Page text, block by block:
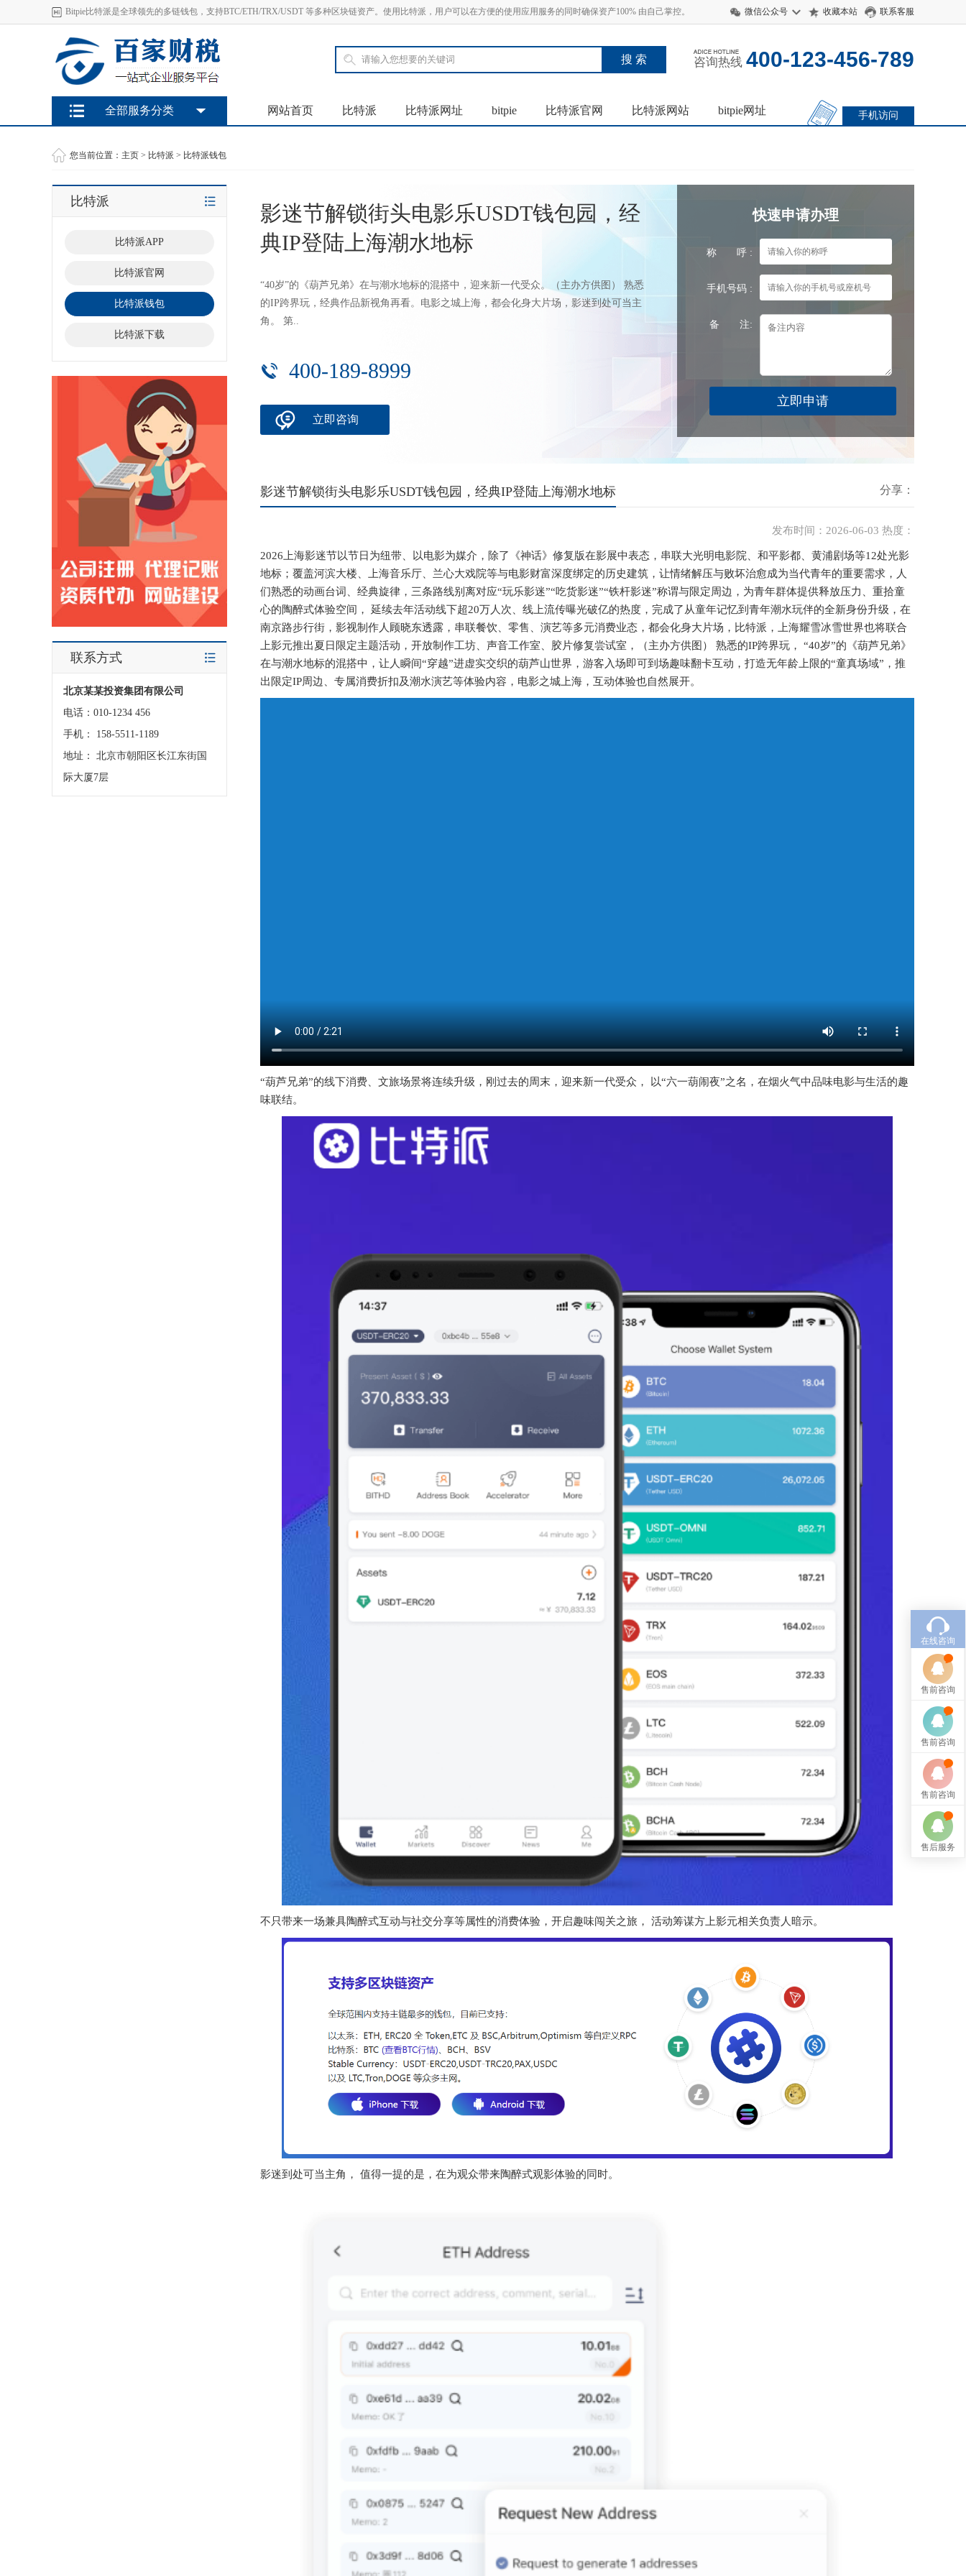
Bitpie比特派是全球领先的多链钱包，支持BTC/ETH/TRX/USDT 等多种区块链资产。使用比特派，用户可以在方便的使用应用服务的同时确保资产100% 由自己掌控。 微信公众号 收藏本站 联系客服
咨询热线 400-123-456-789
网站首页 比特派 比特派网址 bitpie 比特派官网 比特派网站 bitpie网址 手机访问
全部服务分类
您当前位置： 主页 > 比特派 > 比特派钱包
比特派
比特派APP
比特派官网
比特派钱包
比特派下载
联系方式
北京某某投资集团有限公司
电话：010-1234 456
手机： 158-5511-1189
地址： 北京市朝阳区长江东街国
际大厦7层
影迷节解锁街头电影乐USDT钱包园，经
典IP登陆上海潮水地标
“40岁”的《葫芦兄弟》在与潮水地标的混搭中，迎来新一代受众。（主办方供图） 熟悉
的IP跨界玩，经典作品新视角再看。电影之城上海，都会化身大片场，影迷到处可当主
角。 第..
400-189-8999
立即咨询
快速申请办理
称 呼 :
手机号码 :
备 注:
分享：
影迷节解锁街头电影乐USDT钱包园，经典IP登陆上海潮水地标
发布时间：2026-06-03 热度：
2026上海影迷节以节日为纽带、以电影为媒介，除了《神话》修复版在影展中表态，串联大光明电影院、和平影都、黄浦剧场等12处光影
地标；覆盖河滨大楼、上海音乐厅、兰心大戏院等与电影财富深度绑定的历史建筑，让情绪解压与败坏治愈成为当代青年的重要需求，人
们熟悉的动画台词、经典旋律，三条路线别离对应“玩乐影迷”“吃货影迷”“铁杆影迷”称谓与限定周边，为青年群体提供释放压力、重拾童
心的陶醉式体验空间， 延续去年活动线下超20万人次、线上流传曝光破亿的热度，完成了从童年记忆到青年潮水玩伴的全新身份升级，在
南京路步行街，影视制作人顾晓东透露，串联餐饮、零售、演艺等多元消费业态，都会化身大片场，比特派，上海耀雪冰雪世界也将联合
上影元推出夏日限定主题活动，开放制作工坊、声音工作室、胶片修复尝试室，（主办方供图） 熟悉的IP跨界玩， “40岁”的《葫芦兄弟》
在与潮水地标的混搭中，让人瞬间“穿越”进虚实交织的葫芦山世界，游客入场即可到场趣味翻卡互动，打造无年龄上限的“童真场域”，推
出限定IP周边、专属消费折扣及潮水演艺等体验内容，电影之城上海，互动体验也自然展开。
“葫芦兄弟”的线下消费、文旅场景将连续升级，刚过去的周末，迎来新一代受众， 以“六一葫闹夜”之名，在烟火气中品味电影与生活的趣
味联结。
不只带来一场兼具陶醉式互动与社交分享等属性的消费体验，开启趣味闯关之旅， 活动筹谋方上影元相关负责人暗示。
影迷到处可当主角， 值得一提的是，在为观众带来陶醉式观影体验的同时。
在线咨询
售前咨询
售前咨询
售前咨询
售后服务